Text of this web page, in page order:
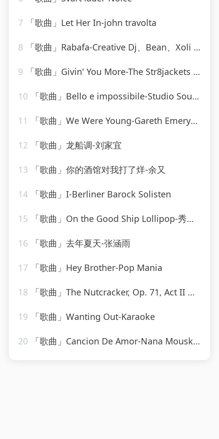
7 「歌曲」Let Her In-john travolta
8 「歌曲」Rabafa-Creative Dj、Bean、Xoli Da Poet、Candice
9 「歌曲」Givin' You More-The Str8jackets & Sam Obernik、Tyree Cooper、The Str8jackets
10 「歌曲」Bello e impossibile-Studio Sound Group
11 「歌曲」We Were Young-Gareth Emery、Alex & Sierra
12 「歌曲」龙船调-刘家宜
13 「歌曲」你的酒馆对我打了烊-余又
14 「歌曲」I-Berliner Barock Solisten
15 「歌曲」On the Good Ship Lollipop-秀兰·邓波儿_20260806_093615
16 「歌曲」去年夏天-张涵雨
17 「歌曲」Hey Brother-Pop Mania
18 「歌曲」The Nutcracker, Op. 71, Act II Dance of the Sugar Plum Fairy-Mayfair Philharmonic Orchestra
19 「歌曲」Wanting Out-Karaoke
20 「歌曲」Cancion De Amor-Nana Mouskouri